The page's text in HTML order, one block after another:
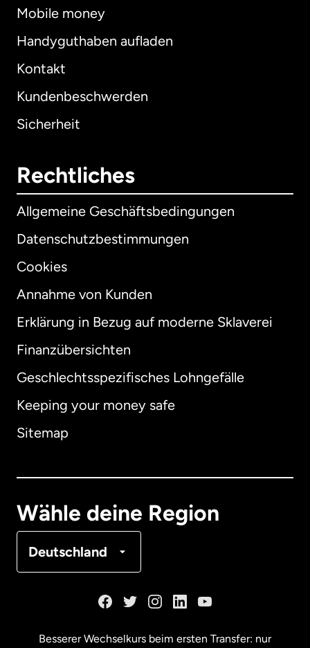
Mobile money
Handyguthaben aufladen
Kontakt
Kundenbeschwerden
Sicherheit
Rechtliches
Allgemeine Geschäftsbedingungen
Datenschutzbestimmungen
Cookies
Annahme von Kunden
Erklärung in Bezug auf moderne Sklaverei
Finanzübersichten
Geschlechtsspezifisches Lohngefälle
Keeping your money safe
Sitemap
Wähle deine Region
Deutschland
International English
Australien
Besserer Wechselkurs beim ersten Transfer: nur